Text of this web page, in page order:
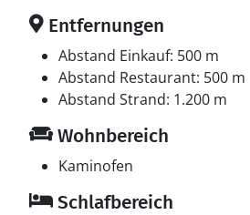
Entfernungen
Abstand Einkauf: 500 m
Abstand Restaurant: 500 m
Abstand Strand: 1.200 m
Wohnbereich
Kaminofen
Schlafbereich